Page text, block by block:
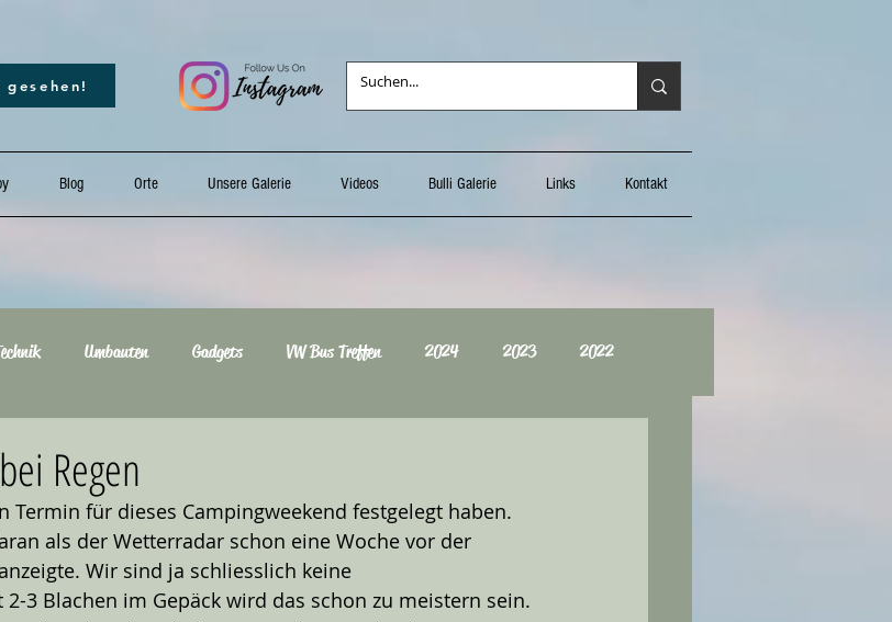
Blog Orte Unsere Galerie Videos Bulli Galerie Links Kontakt
Umbauten Gadgets VW Bus Treffen 2024 2023 2022
Regen
Termin für dieses Campingweekend festgelegt haben.
als der Wetterradar schon eine Woche vor der
Wir sind ja schliesslich keine
2-3 Blachen im Gepäck wird das schon zu meistern sein.